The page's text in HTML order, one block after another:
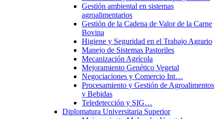
Gestión ambiental en sistemas
agroalimentarios
Gestión de la Cadena de Valor de la Carne
Bovina
Higiene y Seguridad en el Trabajo Agrario
Manejo de Sistemas Pastoriles
Mecanización Agrícola
Mejoramiento Genético Vegetal
Negociaciones y Comercio Int…
Procesamiento y Gestión de Agroalimentos
y Bebidas
Teledetección y SIG…
Diplomatura Universitaria Superior